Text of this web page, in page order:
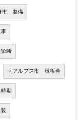
市 整備
断
南アルプス市 棟板金
期